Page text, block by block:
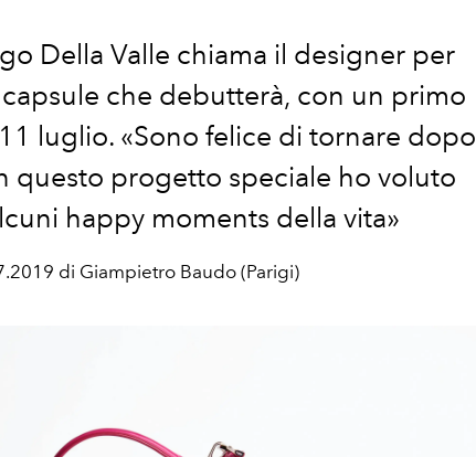
Della Valle chiama il designer per
che debutterà, con un primo
luglio. «Sono felice di tornare dopo
questo progetto speciale ho voluto
happy moments della vita»
di Giampietro Baudo (Parigi)